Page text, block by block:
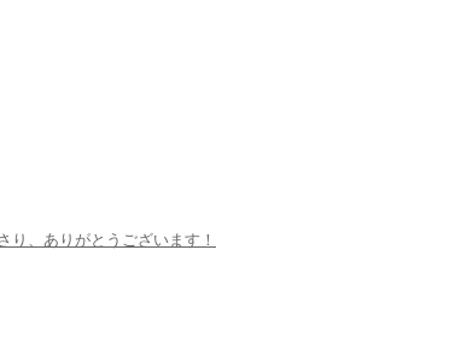
り、ありがとうございます！